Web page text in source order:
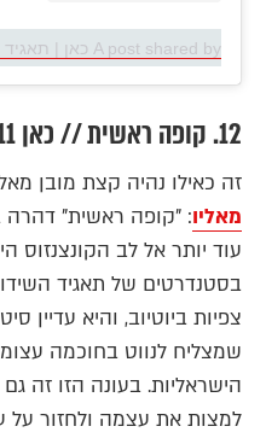
A post shared by כאן | תאגיד השידור הישראלי (@kan_israel)
12. קופה ראשית // כאן 11
זה כאילו נהיה קצת מובן
מאליו: "קופה ראשית"
עוד יותר אל לב הקונצנזוס
בסטנדרטים של תאגיד
צפיות ביוטיוב, והיא עדיין
שמצליח לנווט בחוכמה
הישראליות. בעונה הזו זה
למצות את עצמה ולחזור על